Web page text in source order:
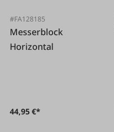
#FA128185
Messerblock
Horizontal
44,95 €*